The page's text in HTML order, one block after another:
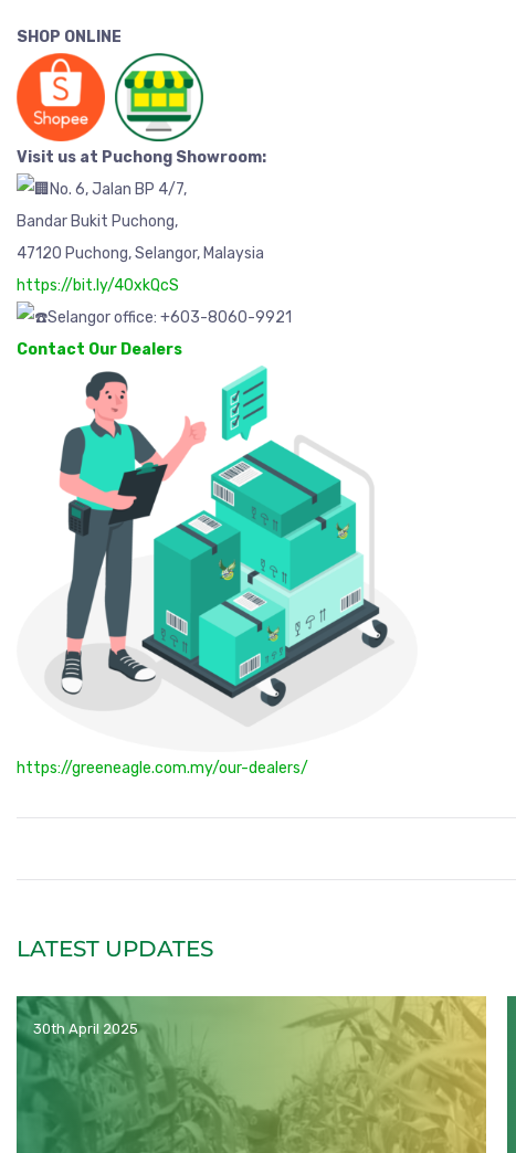
SHOP ONLINE
Visit us at Puchong Showroom:
No. 6, Jalan BP 4/7,
Bandar Bukit Puchong,
47120 Puchong, Selangor, Malaysia
https://bit.ly/40xkQcS
Selangor office: +603-8060-9921
Contact Our Dealers
https://greeneagle.com.my/our-dealers/
LATEST UPDATES
30th April 2025